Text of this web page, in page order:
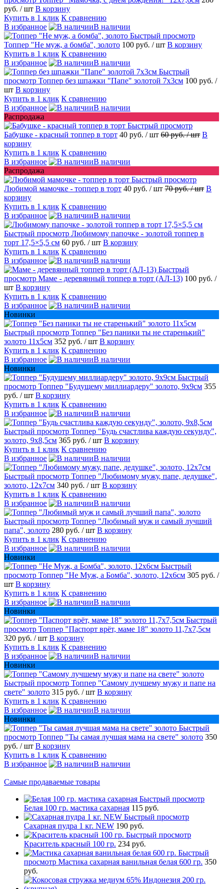
руб. / шт В корзину
Купить в 1 клик К сравнению
В избранное
В наличии
Быстрый просмотр
Топпер "Не муж, а бомба", золото 100 руб. / шт В корзину
Купить в 1 клик К сравнению
В избранное
В наличии
Быстрый
просмотр Топпер без шпажки "Папе" золотой 7х3см 100 руб. /
шт В корзину
Купить в 1 клик К сравнению
В избранное
В наличии
Распродажа
Быстрый просмотр
Бабушке - красный топпер в торт 40 руб. / шт 60 руб./ шт В
корзину
Купить в 1 клик К сравнению
В избранное
В наличии
Распродажа
Быстрый просмотр
Любимой мамочке - топпер в торт 40 руб. / шт 70 руб./ шт В
корзину
Купить в 1 клик К сравнению
В избранное
В наличии
Быстрый просмотр Любимому папочке - золотой топпер в
торт 17,5×5,5 см 60 руб. / шт В корзину
Купить в 1 клик К сравнению
В избранное
В наличии
Быстрый
просмотр Маме - деревянный топпер в торт (АЛ-13) 100 руб. /
шт В корзину
Купить в 1 клик К сравнению
В избранное
В наличии
Новинки
Быстрый просмотр Топпер "Без паники ты не старенький"
золото 11х5см 352 руб. / шт В корзину
Купить в 1 клик К сравнению
В избранное
В наличии
Новинки
Быстрый
просмотр Топпер "Будущему миллиардеру" золото, 9х9см 355
руб. / шт В корзину
Купить в 1 клик К сравнению
В избранное
В наличии
Быстрый просмотр Топпер "Будь счастлива каждую секунду",
золото, 9х8,5см 365 руб. / шт В корзину
Купить в 1 клик К сравнению
В избранное
В наличии
Быстрый просмотр Топпер "Любимому мужу, папе, дедушке",
золото, 12х7см 340 руб. / шт В корзину
Купить в 1 клик К сравнению
В избранное
В наличии
Быстрый просмотр Топпер "Любимый муж и самый лучший
папа", золото 280 руб. / шт В корзину
Купить в 1 клик К сравнению
В избранное
В наличии
Новинки
Быстрый
просмотр Топпер "Не Муж, а Бомба", золото, 12х6см 305 руб. /
шт В корзину
Купить в 1 клик К сравнению
В избранное
В наличии
Новинки
Быстрый
просмотр Топпер "Паспорт врёт, маме 18" золото 11,7х7,5см
320 руб. / шт В корзину
Купить в 1 клик К сравнению
В избранное
В наличии
Новинки
Быстрый просмотр Топпер "Самому лучшему мужу и папе на
свете" золото 315 руб. / шт В корзину
Купить в 1 клик К сравнению
В избранное
В наличии
Новинки
Быстрый
просмотр Топпер "Ты самая лучшая мама на свете" золото 350
руб. / шт В корзину
Купить в 1 клик К сравнению
В избранное
В наличии
Самые продаваемые товары
Быстрый просмотр
Белая 100 гр. мастика сахарная 115 руб.
Быстрый просмотр
Сахарная пудра 1 кг. NEW 190 руб.
Быстрый просмотр
Краситель красный 100 гр. 234 руб.
Быстрый
просмотр Мастика сахарная ванильная белая 600 гр. 350
руб.